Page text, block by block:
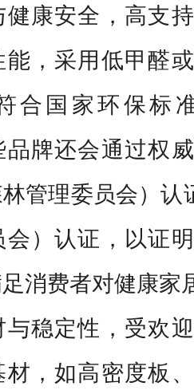
健康安全，高支
能，采用低甲醛
合国家环保标
品牌还会通过权
管理委员会）认
会）认证，以证
消费者对健康家
与稳定性，受欢
材，如高密度板